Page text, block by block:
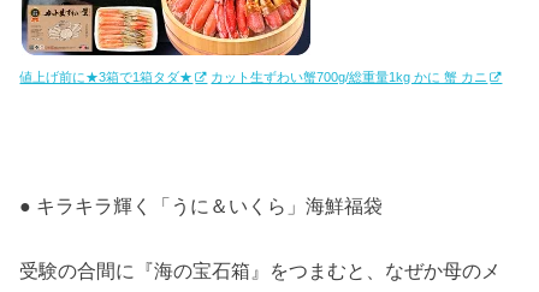
値上げ前に★3箱で1箱タダ★ カット生ずわい蟹700g/総重量1kg かに 蟹 カニ
● キラキラ輝く「うに＆いくら」海鮮福袋
受験の合間に『海の宝石箱』をつまむと、なぜか母のメ